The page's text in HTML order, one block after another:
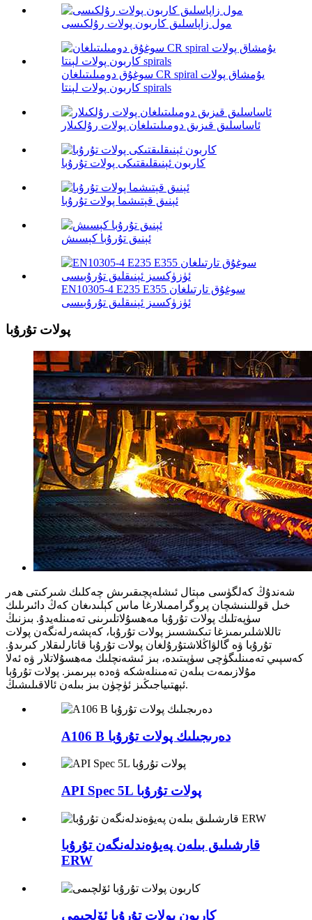
مول زاپاسلىق كاربون پولات رۇلكىسى
سوغۇق دومىلىتىلغان CR spiral يۇمشاق پولات
كاربون پولات لېنتا spirals
ئاساسلىق قىزىق دومىلىتىلغان پولات رۇلكىلار
كاربون ئېنىقلىقتىكى پولات تۇرۇبا
ئېنىق قېتىشما پولات تۇرۇبا
ئېنىق تۇرۇبا كېسىش
EN10305-4 E235 E355 سوغۇق تارتىلغان
ئۈزۈكسىز ئېنىقلىق تۇرۇبىسى
پولات تۇرۇبا
شەندۇڭ كەلگۈسى مېتال ئىشلەپچىقىرىش چەكلىك شىركىتى ھەر
خىل قوللىنىشچان پروگراممىلارغا ماس كېلىدىغان كەڭ دائىرىلىك
سۈپەتلىك پولات تۇرۇبا مەھسۇلاتلىرىنى تەمىنلەيدۇ. بىزنىڭ
تاللاشلىرىمىزغا تىكىشسىز پولات تۇرۇبا، كەپشەرلەنگەن پولات
تۇرۇبا ۋە گالۋاڭلاشتۇرۇلغان پولات تۇرۇبا قاتارلىقلار كىرىدۇ.
كەسپىي تەمىنلىگۈچى سۈپىتىدە، بىز ئىشەنچلىك مەھسۇلاتلار ۋە ئەلا
مۇلازىمەت بىلەن تەمىنلەشكە ۋەدە بېرىمىز. پولات تۇرۇبا
ئېھتىياجىڭىز ئۈچۈن بىز بىلەن ئالاقىلىشىڭ.
A106 B دەرىجىلىك پولات تۇرۇبا
API Spec 5L پولات تۇرۇبا
قارشىلىق بىلەن پەيۋەندلەنگەن تۇرۇبا
ERW
كاربون پولات تۇرۇبا ئۆلچىمى